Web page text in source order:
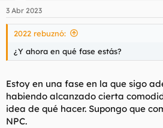
e
s
3 Abr 2023
2022 rebuznó:
¿Y ahora en qué fase estás?
Estoy en una fase en la que sigo
habiendo alcanzado cierta
idea de qué hacer. Supongo que
NPC.